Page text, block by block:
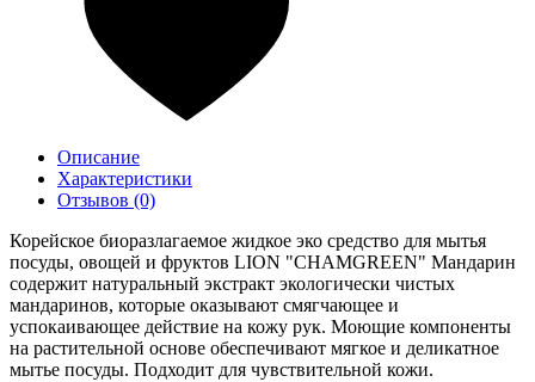
Описание
Характеристики
Отзывов (0)
Корейское биоразлагаемое жидкое эко средство для мытья
посуды, овощей и фруктов LION "CHAMGREEN" Мандарин
содержит натуральный экстракт экологически чистых
мандаринов, которые оказывают смягчающее и
успокаивающее действие на кожу рук. Моющие компоненты
на растительной основе обеспечивают мягкое и деликатное
мытье посуды. Подходит для чувствительной кожи.